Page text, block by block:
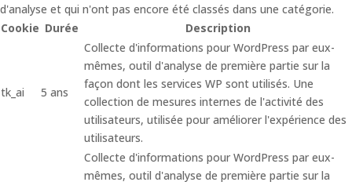
d'analyse et qui n'ont pas encore été classés dans une catégorie.
Cookie Durée Description
tk_ai 5 ans
Collecte d'informations pour WordPress par eux-
mêmes, outil d'analyse de première partie sur la
façon dont les services WP sont utilisés. Une
collection de mesures internes de l'activité des
utilisateurs, utilisée pour améliorer l'expérience des
utilisateurs.
Collecte d'informations pour WordPress par eux-
mêmes, outil d'analyse de première partie sur la